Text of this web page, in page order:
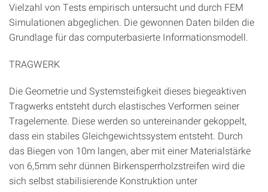
Vielzahl von Tests empirisch untersucht und durch FEM
Simulationen abgeglichen. Die gewonnen Daten bilden die
Grundlage für das computerbasierte Informationsmodell.
TRAGWERK
Die Geometrie und Systemsteiﬁgkeit dieses biegeaktiven
Tragwerks entsteht durch elastisches Verformen seiner
Tragelemente. Diese werden so untereinander gekoppelt,
dass ein stabiles Gleichgewichtssystem entsteht. Durch
das Biegen von 10m langen, aber mit einer Materialstärke
von 6,5mm sehr dünnen Birkensperrholzstreifen wird die
sich selbst stabilisierende Konstruktion unter